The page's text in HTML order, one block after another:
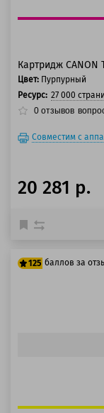
Картридж CANON
Цвет: Пурпурный
Ресурс: 27 000
0 отзывов
Совместим с
20 281 р.
125 баллов за